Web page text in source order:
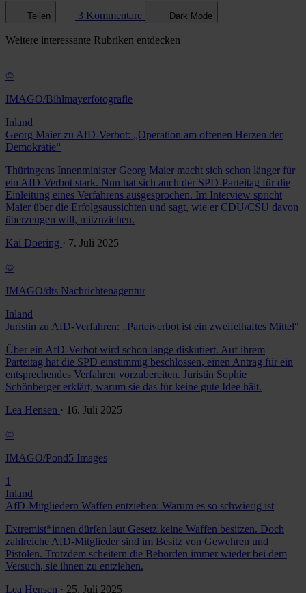
Teilen 3 Kommentare Dark Mode
Weitere interessante Rubriken entdecken
©
IMAGO/Bihlmayerfotografie
Inland
Georg Maier zu AfD-Verbot: „Operation am offenen Herzen der
Demokratie“
Thüringens Innenminister Georg Maier macht sich schon länger für
ein AfD-Verbot stark. Nun hat sich auch der SPD-Parteitag für die
Einleitung eines Verfahrens ausgesprochen. Im Interview spricht
Maier über die Erfolgsaussichten und sagt, wie er CDU/CSU davon
überzeugen will, mitzuziehen.
Kai Doering · 7. Juli 2025
©
IMAGO/dts Nachrichtenagentur
Inland
Juristin zu AfD-Verfahren: „Parteiverbot ist ein zweifelhaftes Mittel“
Über ein AfD-Verbot wird schon lange diskutiert. Auf ihrem
Parteitag hat die SPD einstimmig beschlossen, einen Antrag für ein
entsprechendes Verfahren vorzubereiten. Juristin Sophie
Schönberger erklärt, warum sie das für keine gute Idee hält.
Lea Hensen · 16. Juli 2025
©
IMAGO/Pond5 Images
1
Inland
AfD-Mitgliedern Waffen entziehen: Warum es so schwierig ist
Extremist*innen dürfen laut Gesetz keine Waffen besitzen. Doch
zahlreiche AfD-Mitglieder sind im Besitz von Gewehren und
Pistolen. Trotzdem scheitern die Behörden immer wieder bei dem
Versuch, sie ihnen zu entziehen.
Lea Hensen · 25. Juli 2025